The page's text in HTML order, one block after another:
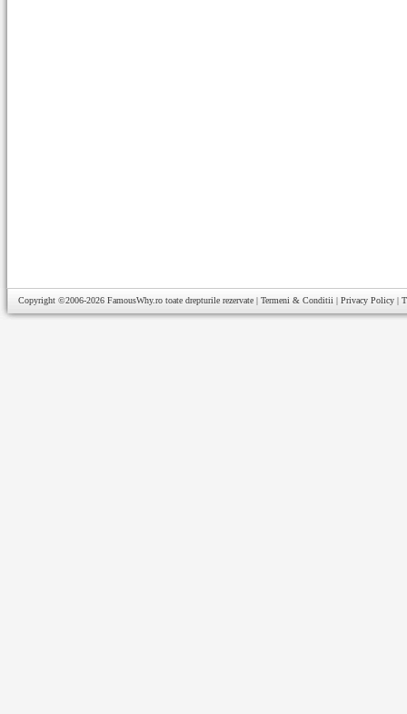
Copyright ©2006-2026 FamousWhy.ro toate drepturile rezervate | Termeni & Conditii | Privacy Policy |